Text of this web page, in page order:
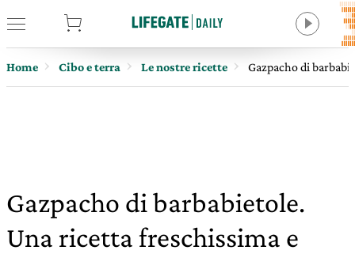
Home Cibo e terra Le nostre ricette Gazpacho di
Gazpacho di barbabietole.
Una ricetta freschissima e